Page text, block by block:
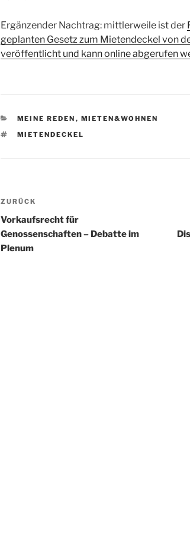
Ergänzender Nachtrag: mittlerweile ist der
geplanten Gesetz zum Mietendeckel von
veröffentlicht und kann online abgerufen
KATEGORIEN
MEINE REDEN , MIETEN&WOHNEN
SCHLAGWÖRTER
MIETENDECKEL
Beitragsnavigation
Vorheriger
Beitrag
ZURÜCK
Vorkaufsrecht für
Genossenschaften – Debatte im
Plenum